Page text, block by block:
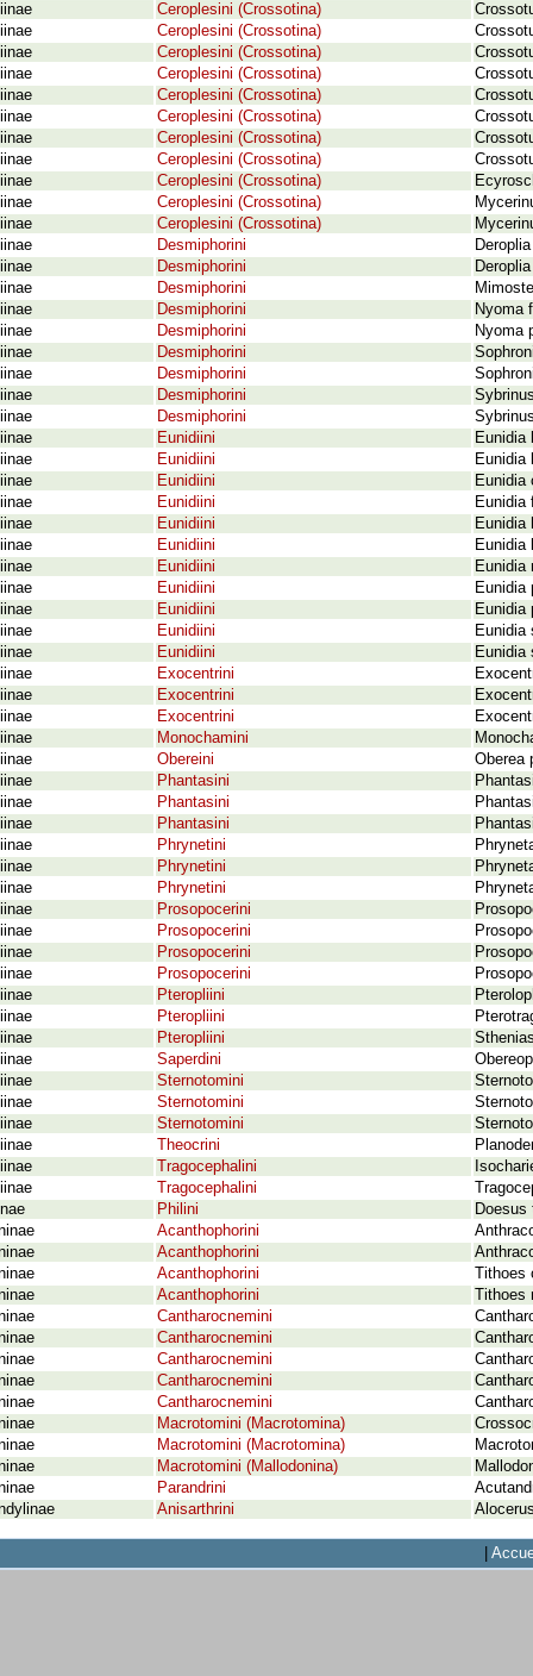
Ceroplesini (Crossotina)
Ceroplesini (Crossotina)
Ceroplesini (Crossotina)
Ceroplesini (Crossotina)
Ceroplesini (Crossotina)
Ceroplesini (Crossotina)
Ceroplesini (Crossotina)
Ceroplesini (Crossotina)
Ceroplesini (Crossotina)
Ceroplesini (Crossotina)
Ceroplesini (Crossotina)
Desmiphorini
Desmiphorini
Desmiphorini
Desmiphorini
Nyoma
Desmiphorini
Nyoma
Desmiphorini
Desmiphorini
Desmiphorini
Desmiphorini
Eunidiini
Eunidia
Eunidiini
Eunidia
Eunidiini
Eunidia
Eunidiini
Eunidia
Eunidiini
Eunidia
Eunidiini
Eunidia
Eunidiini
Eunidia
Eunidiini
Eunidia
Eunidiini
Eunidia
Eunidiini
Eunidia
Eunidiini
Eunidia
Exocentrini
Exocentrini
Exocentrini
Monochamini
Obereini
Oberea
Phantasini
Phantasini
Phantasini
Phrynetini
Phrynetini
Phrynetini
Prosopocerini
Prosopocerini
Prosopocerini
Prosopocerini
Pteropliini
Pteropliini
Pteropliini
Saperdini
Sternotomini
Sternotomini
Sternotomini
Theocrini
Tragocephalini
Tragocephalini
Philini
Doesus
Acanthophorini
Acanthophorini
Acanthophorini
Acanthophorini
Cantharocnemini
Cantharocnemini
Cantharocnemini
Cantharocnemini
Cantharocnemini
Macrotomini (Macrotomina)
Macrotomini (Macrotomina)
Macrotomini (Mallodonina)
Parandrini
Anisarthrini